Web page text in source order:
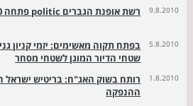
9.8.2010 רשת אופנת הגברים politic פתחה 10 סניפים חדשים
5.8.2010
בפתח תקוה מאשימים: יזמי קניון
שטחי הדיור המוגן לשטחי מסחר
1.8.2010
רותח בשוק האג"ח: בריטיש ישראל
ההנפקה